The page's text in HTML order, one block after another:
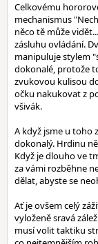
Celkovému
mechanismus
něco tě může
zásluhu ovládání.
manipuluje stylem
dokonalé, protože
zvukovou kulisou
očku nakukovat z
všivák.
A když jsme u toho
dokonalý. Hrdinu
Když je dlouho ve
za vámi rozběhne
dělat, abyste se
Ať je ovšem celý
vyloženě sravá
musí volit taktiku